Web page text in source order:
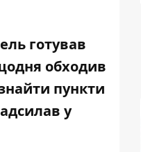
готував
обходив
пункти
у